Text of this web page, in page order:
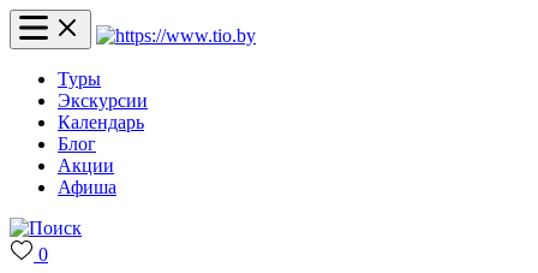
Туры
Экскурсии
Календарь
Блог
Акции
Афиша
0